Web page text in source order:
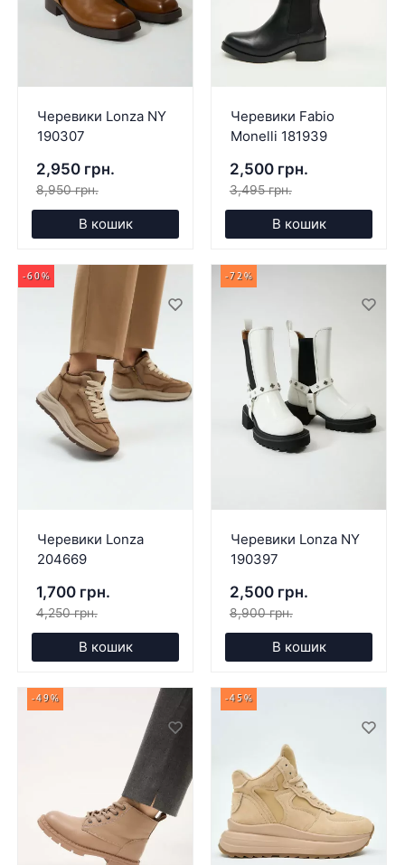
Черевики Lonza NY
190307
2,950 грн.
8,950 грн.
В кошик
Черевики Fabio
Monelli 181939
2,500 грн.
3,495 грн.
В кошик
-60%
Черевики Lonza
204669
1,700 грн.
4,250 грн.
В кошик
-72%
Черевики Lonza NY
190397
2,500 грн.
8,900 грн.
В кошик
-49% -45%